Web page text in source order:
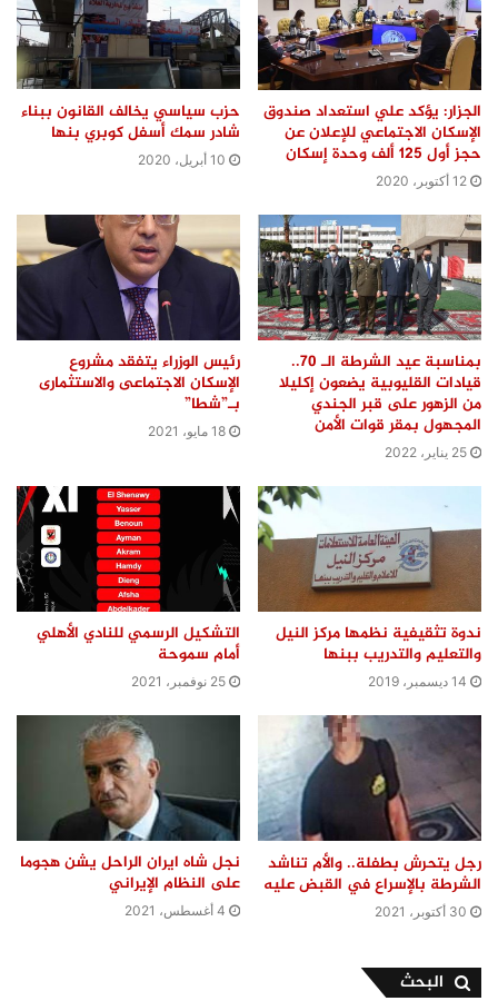
الجزار: يؤكد علي استعداد صندوق
الإسكان الاجتماعي للإعلان عن
حجز أول 125 ألف وحدة إسكان
12 أكتوبر، 2020
حزب سياسي يخالف القانون ببناء
شادر سمك أسفل كوبري بنها
10 أبريل، 2020
بمناسبة عيد الشرطة الـ 70..
قيادات القليوبية يضعون إكليلا
من الزهور على قبر الجندي
المجهول بمقر قوات الأمن
25 يناير، 2022
رئيس الوزراء يتفقد مشروع
الإسكان الاجتماعى والاستثمارى
بـ”شطا”
18 مايو، 2021
ندوة تثقيفية نظمها مركز النيل
والتعليم والتدريب ببنها
14 ديسمبر، 2019
التشكيل الرسمي للنادي الأهلي
أمام سموحة
25 نوفمبر، 2021
رجل يتحرش بطفلة.. والأم تناشد
الشرطة بالإسراع في القبض عليه
30 أكتوبر، 2021
نجل شاه ايران الراحل يشن هجوما
على النظام الإيراني
4 أغسطس، 2021
البحث